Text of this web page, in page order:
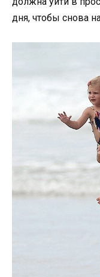
дня, чтобы снова